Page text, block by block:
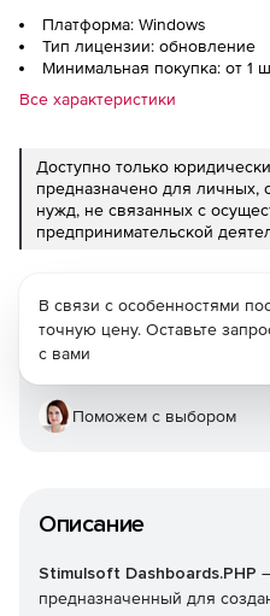
Платформа: Windows
Тип лицензии: обновление
Минимальная покупка: от 1
Все характеристики
Доступно только
предназначено для
нужд, не связанных с
предпринимательской
Описание
Stimulsoft Dashboards.PHP
предназначенный для
В связи с особенностями
точную цену. Оставьте
с вами
Поможем с выбором